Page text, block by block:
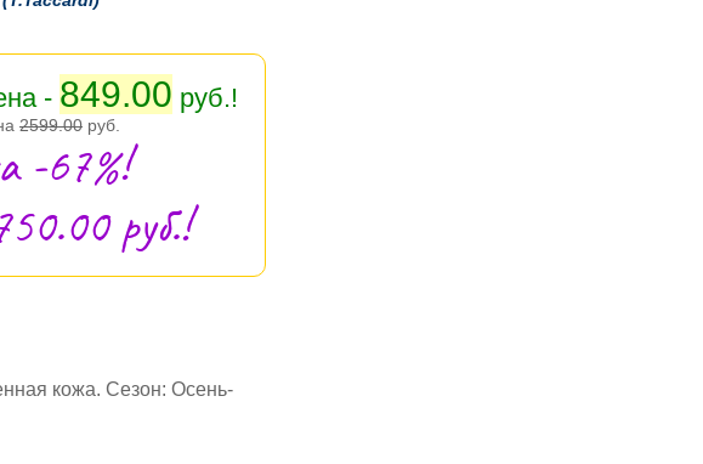
- 849.00 руб.!
2599.00 руб.
-67%!
руб.!
кожа. Сезон: Осень-